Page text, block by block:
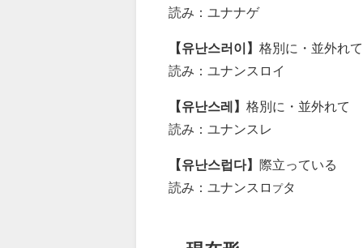
読み：ユナナゲ
【유난스러이】 格別に・並外れて
読み：ユナンスロイ
【유난스레】 格別に・並外れて
読み：ユナンスレ
【유난스럽다】 際立っている
読み：ユナンスロ プタ